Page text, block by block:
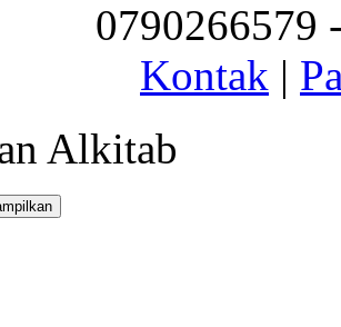
0790266579
Kontak |
Alkitab